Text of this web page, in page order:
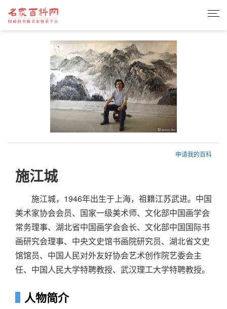
申请我的百科
施江城
施江城，1946年出生于上海，祖籍江苏武进。中国
美术家协会会员、国家一级美术师、文化部中国画学会
常务理事、湖北省中国画学会会长、文化部中国国际书
画研究会理事、中央文史馆书画院研究员、湖北省文史
馆馆员、中国人民对外友好协会艺术创作院艺委会主
任、中国人民大学特聘教授、武汉理工大学特聘教授。
人物简介